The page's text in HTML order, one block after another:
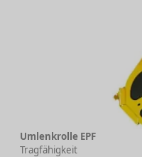
Umlenkrolle EPF
Tragfähigkeit